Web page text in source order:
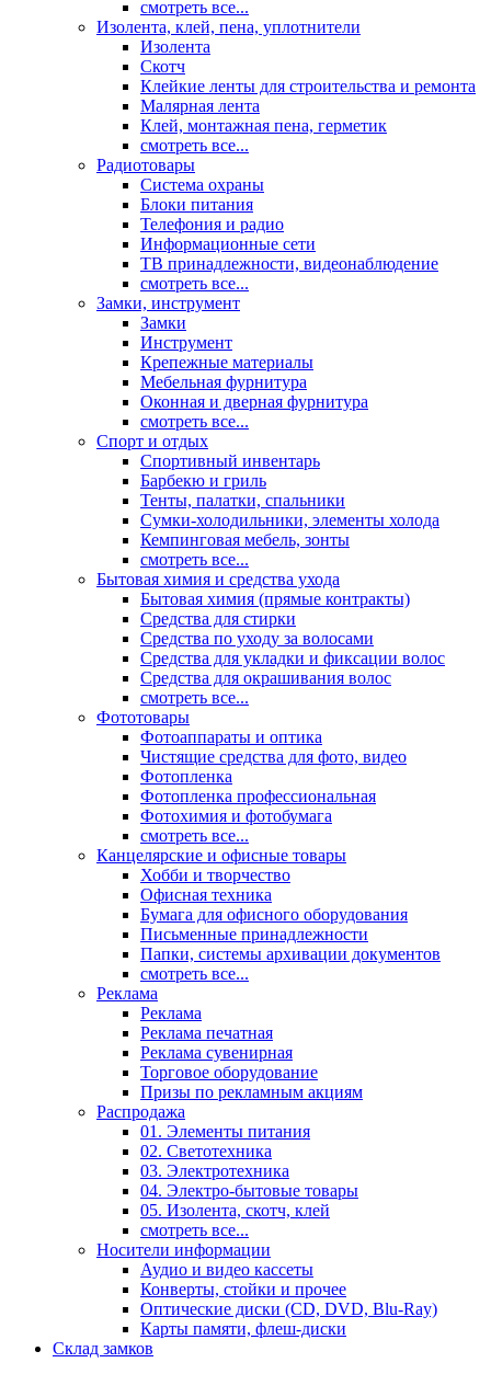
смотреть все...
Изолента, клей, пена, уплотнители
Изолента
Скотч
Клейкие ленты для строительства и ремонта
Малярная лента
Клей, монтажная пена, герметик
смотреть все...
Радиотовары
Система охраны
Блоки питания
Телефония и радио
Информационные сети
ТВ принадлежности, видеонаблюдение
смотреть все...
Замки, инструмент
Замки
Инструмент
Крепежные материалы
Мебельная фурнитура
Оконная и дверная фурнитура
смотреть все...
Спорт и отдых
Спортивный инвентарь
Барбекю и гриль
Тенты, палатки, спальники
Сумки-холодильники, элементы холода
Кемпинговая мебель, зонты
смотреть все...
Бытовая химия и средства ухода
Бытовая химия (прямые контракты)
Средства для стирки
Средства по уходу за волосами
Средства для укладки и фиксации волос
Средства для окрашивания волос
смотреть все...
Фототовары
Фотоаппараты и оптика
Чистящие средства для фото, видео
Фотопленка
Фотопленка профессиональная
Фотохимия и фотобумага
смотреть все...
Канцелярские и офисные товары
Хобби и творчество
Офисная техника
Бумага для офисного оборудования
Письменные принадлежности
Папки, системы архивации документов
смотреть все...
Реклама
Реклама
Реклама печатная
Реклама сувенирная
Торговое оборудование
Призы по рекламным акциям
Распродажа
01. Элементы питания
02. Светотехника
03. Электротехника
04. Электро-бытовые товары
05. Изолента, скотч, клей
смотреть все...
Носители информации
Аудио и видео кассеты
Конверты, стойки и прочее
Оптические диски (CD, DVD, Blu-Ray)
Карты памяти, флеш-диски
Склад замков